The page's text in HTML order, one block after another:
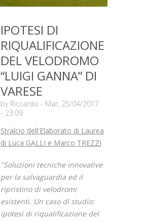
IPOTESI DI
RIQUALIFICAZIONE
DEL VELODROMO
“LUIGI GANNA” DI
VARESE
by Riccardo - Mar, 25/04/2017
- 23:09
Stralcio dell'Elaborato di Laurea
di Luca GALLI e Marco TREZZI
"Soluzioni tecniche innovative
per la salvaguardia ed il
ripristino di velodromi
esistenti. Un caso di studio:
ipotesi di riqualificazione del